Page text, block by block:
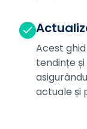
Acest
tendințe
actuale și